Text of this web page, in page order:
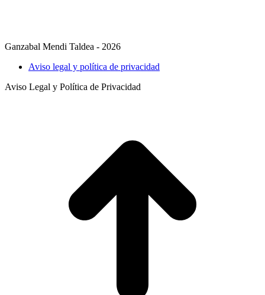
Ganzabal Mendi Taldea - 2026
Aviso legal y política de privacidad
Aviso Legal y Política de Privacidad